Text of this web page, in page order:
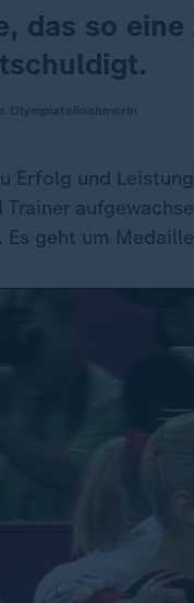
das so
Erfolg und
Trainer
Es geht um